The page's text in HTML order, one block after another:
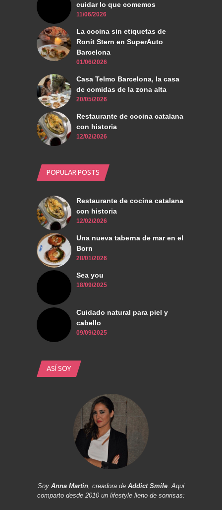
cuidar lo que comemos
11/06/2026
La cocina sin etiquetas de
Ronit Stern en SuperAuto
Barcelona
01/06/2026
Casa Telmo Barcelona, la casa
de comidas de la zona alta
20/05/2026
Restaurante de cocina catalana
con historia
12/02/2026
POPULAR POSTS
Restaurante de cocina catalana
con historia
12/02/2026
Una nueva taberna de mar en el
Born
28/01/2026
Sea you
18/09/2025
Cuidado natural para piel y
cabello
09/09/2025
ASÍ SOY
Soy Anna Martin, creadora de Addict Smile. Aqui
comparto desde 2010 un lifestyle lleno de sonrisas: